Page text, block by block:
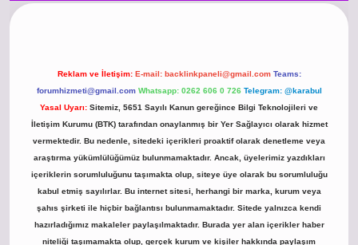
Reklam ve İletişim: E-mail: backlinkpaneli@gmail.com Teams:
forumhizmeti@gmail.com Whatsapp: 0262 606 0 726 Telegram: @karabul
Yasal Uyarı: Sitemiz, 5651 Sayılı Kanun gereğince Bilgi Teknolojileri ve
İletişim Kurumu (BTK) tarafından onaylanmış bir Yer Sağlayıcı olarak hizmet
vermektedir. Bu nedenle, sitedeki içerikleri proaktif olarak denetleme veya
araştırma yükümlülüğümüz bulunmamaktadır. Ancak, üyelerimiz yazdıkları
içeriklerin sorumluluğunu taşımakta olup, siteye üye olarak bu sorumluluğu
kabul etmiş sayılırlar. Bu internet sitesi, herhangi bir marka, kurum veya
şahıs şirketi ile hiçbir bağlantısı bulunmamaktadır. Sitede yalnızca kendi
hazırladığımız makaleler paylaşılmaktadır. Burada yer alan içerikler haber
niteliği taşımamakta olup, gerçek kurum ve kişiler hakkında paylaşım